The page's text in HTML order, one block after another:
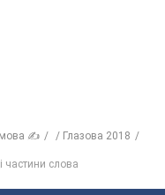
мова ✍
Глазова 2018
частини слова